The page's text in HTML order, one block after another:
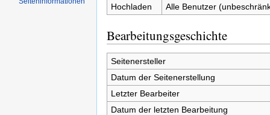
Hochladen
Alle Benutzer
Bearbeitungsgeschichte
Seitenersteller
Datum der Seitenerstellung
Letzter Bearbeiter
Datum der letzten Bearbeitung